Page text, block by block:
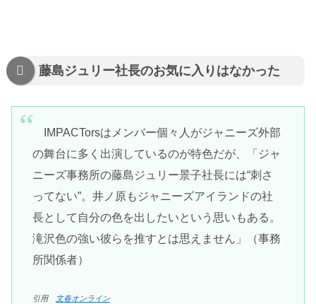
藤島ジュリー社長のお気に入りはなかった
IMPACTorsはメンバー個々人がジャニーズ外部
の舞台に多く出演しているのが特色だが、「ジャ
ニーズ事務所の藤島ジュリー景子社長には“刺さ
ってない”。井ノ原もジャニーズアイランドの社
長として自分の色を出したいという思いもある。
滝沢色の強い彼らを推すとは思えません」（事務
所関係者）
引用 文春オンライン